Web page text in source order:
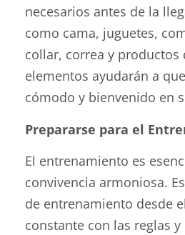
necesarios antes de la
como cama, juguetes,
collar, correa y productos
elementos ayudarán a
cómodo y bienvenido en
Prepararse para el
El entrenamiento es
convivencia armoniosa.
de entrenamiento desde
constante con las reglas